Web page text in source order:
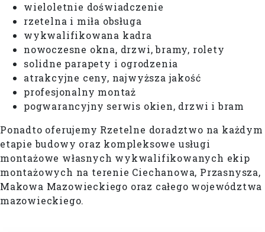
wieloletnie doświadczenie
rzetelna i miła obsługa
wykwalifikowana kadra
nowoczesne okna, drzwi, bramy, rolety
solidne parapety i ogrodzenia
atrakcyjne ceny, najwyższa jakość
profesjonalny montaż
pogwarancyjny serwis okien, drzwi i bram
Ponadto oferujemy Rzetelne doradztwo na każdym
etapie budowy oraz kompleksowe usługi
montażowe własnych wykwalifikowanych ekip
montażowych na terenie Ciechanowa, Przasnysza,
Makowa Mazowieckiego oraz całego województwa
mazowieckiego.